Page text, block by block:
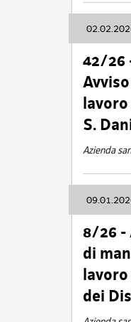
42/26
S.
Azienda
8/26 -
di
dei